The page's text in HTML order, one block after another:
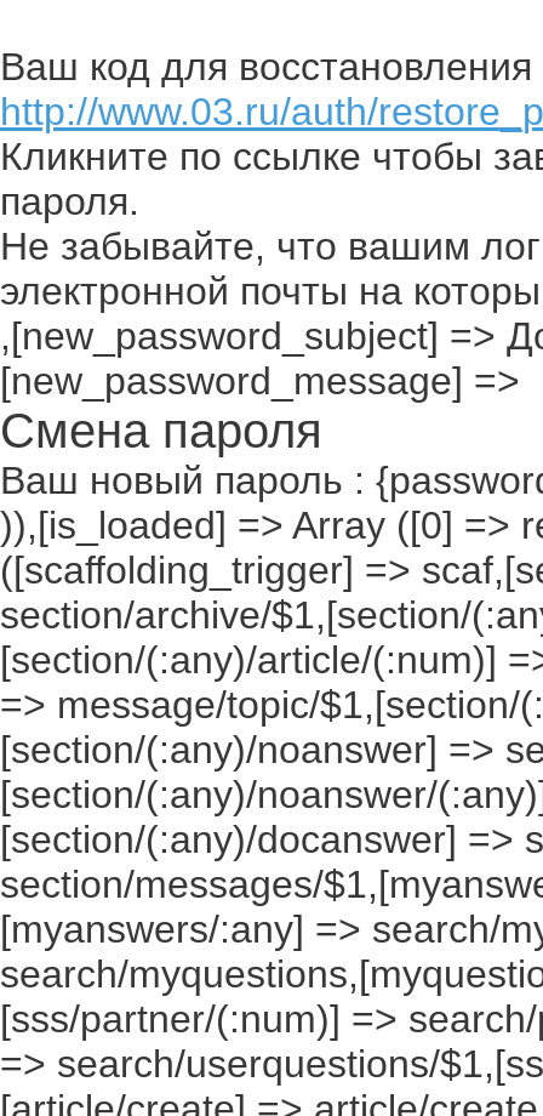
Ваш код для восстановления
http://www.03.ru/auth/
Кликните по ссылке чтобы
пароля.
Не забывайте, что вашим
электронной почты на
,[new_password_subject] =>
[new_password_message] =>
Смена пароля
Ваш новый пароль :
)),[is_loaded] => Array ([0] =>
([scaffolding_trigger] =>
section/archive/$1,[section/
[section/(:any)/article/(:num)]
=> message/topic/$1,[section/
[section/(:any)/noanswer] =>
[section/(:any)/noanswer/
[section/(:any)/docanswer] =>
section/messages/
[myanswers/:any] => search/
search/
[sss/partner/(:num)] =>
=> search/userquestions/